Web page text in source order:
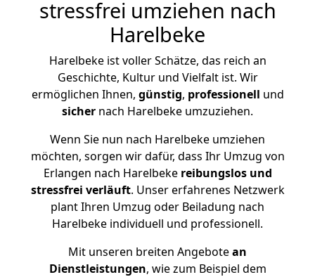
stressfrei umziehen nach
Harelbeke
Harelbeke ist voller Schätze, das reich an
Geschichte, Kultur und Vielfalt ist. Wir
ermöglichen Ihnen, günstig, professionell und
sicher nach Harelbeke umzuziehen.
Wenn Sie nun nach Harelbeke umziehen
möchten, sorgen wir dafür, dass Ihr Umzug von
Erlangen nach Harelbeke reibungslos und
stressfrei verläuft. Unser erfahrenes Netzwerk
plant Ihren Umzug oder Beiladung nach
Harelbeke individuell und professionell.
Mit unseren breiten Angebotean
Dienstleistungen, wie zum Beispiel dem